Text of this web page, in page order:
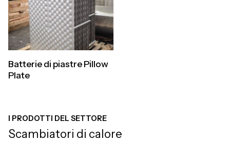
Batterie di piastre Pillow
Plate
I PRODOTTI DEL SETTORE
Scambiatori di calore